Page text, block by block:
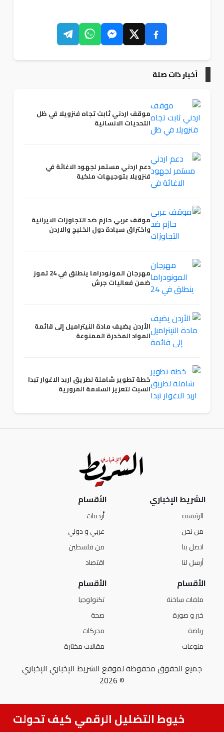
أخبار ذات صلة
موقف اردني ثابت تجاه فنزويلا في ظل
التحديات الانسانية
دعم اردني مستمر لجهود الاغاثة في
فنزويلا بتوجيهات ملكية
موقف عربي حازم ضد التجاوزات الايرانية
واختراق سيادة دول الخليج والاردن
مهرجان المونودراما ينطلق في 24 تموز
ضمن فعاليات جرش
الأردن يضيف مادة النيتراميل إلى قائمة
المواد المخدرة الممنوعة
خطة تطوير شاملة لطريق اربد الاغوار تبدا
السبت لتعزيز السلامة المرورية
الشريط الإخباري
الرئيسية
من نحن
اتصل بنا
أرسل لنا
الأقسام
أردنيات
عربي و دولي
من فلسطين
اقتصاد
الأقسام
ملفات ساخنة
خبر و صورة
رياضة
منوعات
الأقسام
تكنولوجيا
صحة
محركات
مقالات مختارة
جميع الحقوق محفوظة لموقع الشريط الإخباري الإخباري
© 2026
خيوط التضليل الرقمي كيف تحولت